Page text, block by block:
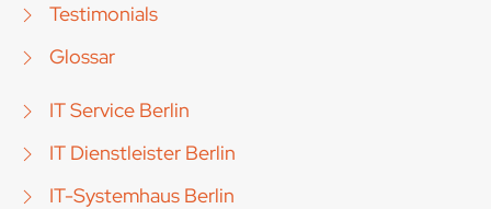
Testimonials
Glossar
IT Service Berlin
IT Dienstleister Berlin
IT-Systemhaus Berlin